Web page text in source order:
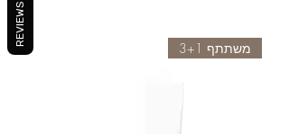
משתתף 3+1
REVIEWS